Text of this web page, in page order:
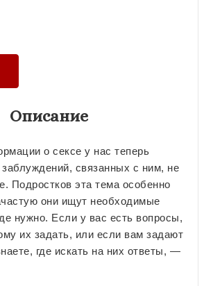
Описание
о сексе у нас теперь
заблуждений, связанных с ним, не
Подростков эта тема особенно
они ищут необходимые
нужно. Если у вас есть вопросы,
их задать, или если вам задают
где искать на них ответы, —